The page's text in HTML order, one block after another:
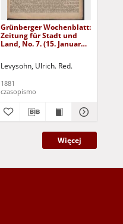
Grünberger Wochenblatt:
Zeitung für Stadt und
Land, No. 7. (15. Januar
Levysohn, Ulrich. Red.
1881
czasopismo
Więcej